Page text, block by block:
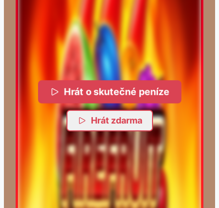
Hrát o skutečné peníze
Hrát zdarma